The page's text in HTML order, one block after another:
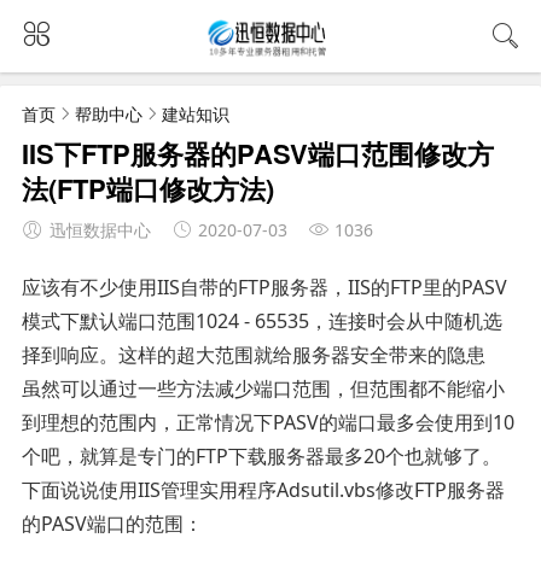
首页 帮助中心 建站知识
IIS下FTP服务器的PASV端口范围修改方
法(FTP端口修改方法)
迅恒数据中心 2020-07-03 1036
应该有不少使用IIS自带的FTP服务器，IIS的FTP里的PASV
模式下默认端口范围1024 - 65535，连接时会从中随机选
择到响应。这样的超大范围就给服务器安全带来的隐患
虽然可以通过一些方法减少端口范围，但范围都不能缩小
到理想的范围内，正常情况下PASV的端口最多会使用到10
个吧，就算是专门的FTP下载服务器最多20个也就够了。
下面说说使用IIS管理实用程序Adsutil.vbs修改FTP服务器
的PASV端口的范围：